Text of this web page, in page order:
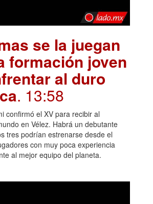
se la juegan
formación joven
al duro
. 13:58
confirmó el XV para recibir al
en Vélez. Habrá un debutante
tres podrían estrenarse desde el
con muy poca experiencia
al mejor equipo del planeta.